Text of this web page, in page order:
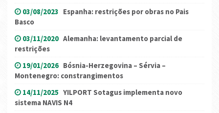
03/08/2023 Espanha: restrições por obras no Pais
Basco
03/11/2020 Alemanha: levantamento parcial de
restrições
19/01/2026 Bósnia-Herzegovina – Sérvia –
Montenegro: constrangimentos
14/11/2025 YILPORT Sotagus implementa novo
sistema NAVIS N4